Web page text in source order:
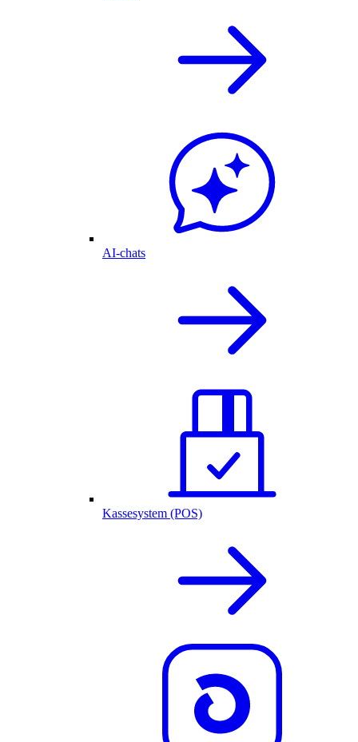
AI-chats
Kassesystem (POS)